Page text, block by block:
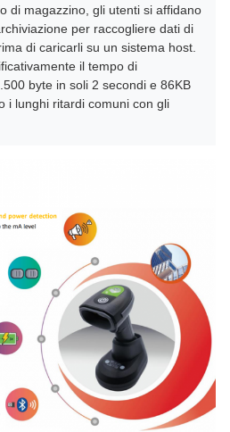
di magazzino, gli utenti si affidano
per raccogliere dati di
di caricarli su un sistema host.
il tempo di
byte in soli 2 secondi e 86KB
i lunghi ritardi comuni con gli